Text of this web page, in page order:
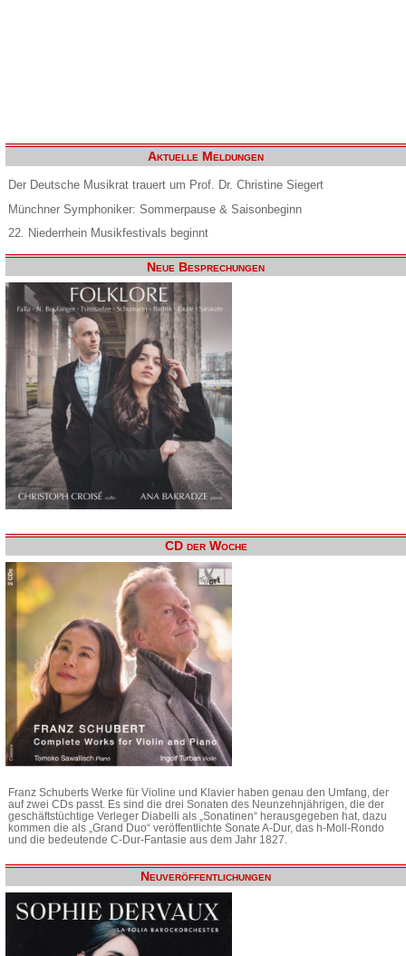
Aktuelle Meldungen
Der Deutsche Musikrat trauert um Prof. Dr. Christine Siegert
Münchner Symphoniker: Sommerpause & Saisonbeginn
22. Niederrhein Musikfestivals beginnt
Neue Besprechungen
CD der Woche
Franz Schuberts Werke für Violine und Klavier haben genau den Umfang, der
auf zwei CDs passt. Es sind die drei Sonaten des Neunzehnjährigen, die der
geschäftstüchtige Verleger Diabelli als „Sonatinen“ herausgegeben hat, dazu
kommen die als „Grand Duo“ veröffentlichte Sonate A-Dur, das h-Moll-Rondo
und die bedeutende C-Dur-Fantasie aus dem Jahr 1827.
Neuveröffentlichungen